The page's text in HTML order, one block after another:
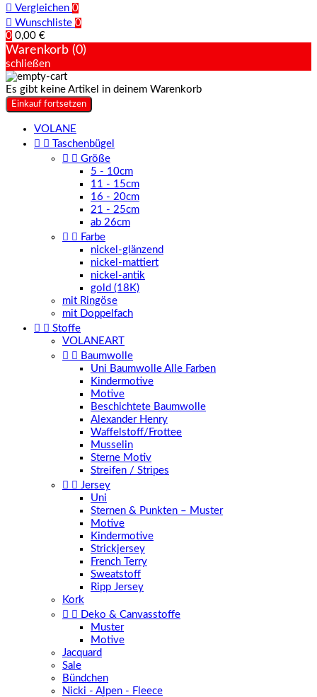
 Vergleichen 0
 Wunschliste 0
0 0,00 €
Warenkorb (0)
schließen
Es gibt keine Artikel in deinem Warenkorb
Einkauf fortsetzen
VOLANE
 
Taschenbügel
  Größe
5 - 10cm
11 - 15cm
16 - 20cm
21 - 25cm
ab 26cm
  Farbe
nickel-glänzend
nickel-mattiert
nickel-antik
gold (18K)
mit Ringöse
mit Doppelfach
  Stoffe
VOLANEART
  Baumwolle
Uni Baumwolle Alle Farben
Kindermotive
Motive
Beschichtete Baumwolle
Alexander Henry
Waffelstoff/Frottee
Musselin
Sterne Motiv
Streifen / Stripes
  Jersey
Uni
Sternen & Punkten – Muster
Motive
Kindermotive
Strickjersey
French Terry
Sweatstoff
Ripp Jersey
Kork
  Deko & Canvasstoffe
Muster
Motive
Jacquard
Sale
Bündchen
Nicki - Alpen - Fleece